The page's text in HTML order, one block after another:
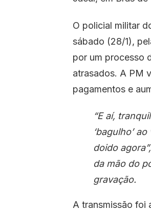
O policial militar
sábado (28/1),
por um processo
atrasados. A PM
pagamentos e
“E aí,
‘bagulho’
doido
da mão do
gravação.
A transmissão foi